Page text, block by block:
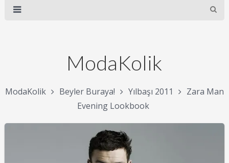
ModaKolik
ModaKolik Beyler Buraya! Yılbaşı 2011
Zara Man
Evening Lookbook